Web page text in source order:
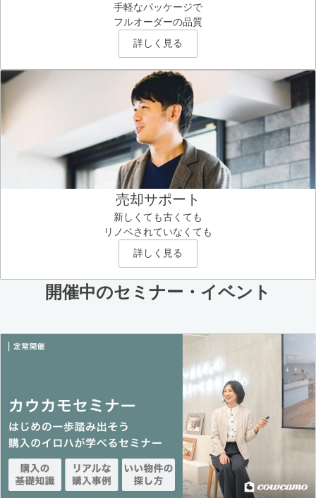
手軽なパッケージで
フルオーダーの品質
詳しく見る
売却サポート
新しくても古くても
リノベされていなくても
詳しく見る
開催中のセミナー・イベント